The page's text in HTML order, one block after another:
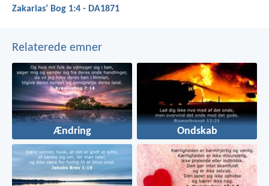
Zakariasʼ Bog 1:4 - DA1871
Relaterede emner
Ændring Ondskab